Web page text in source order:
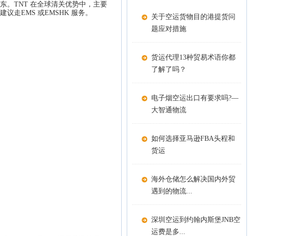
。TNT 在全球清关优势中，主要
走EMS 或EMSHK 服务。
关于空运货物目的港提货问
题应对措施
货运代理13种贸易术语你都
了解了吗？
电子烟空运出口有要求吗?—
大智通物流
如何选择亚马逊FBA头程和
货运
海外仓储怎么解决国内外贸
遇到的物流...
深圳空运到约翰内斯堡JNB空
运费是多...